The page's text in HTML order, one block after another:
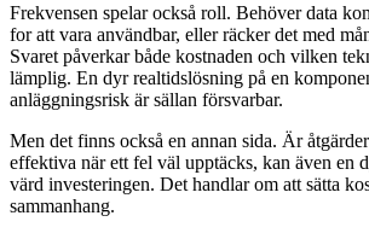
Frekvensen spelar också roll. Behöver data
for att vara användbar, eller räcker det med
Svaret påverkar både kostnaden och vilken
lämplig. En dyr realtidslösning på en
anläggningsrisk är sällan försvarbar.
Men det finns också en annan sida. Är
effektiva när ett fel väl upptäcks, kan även en
värd investeringen. Det handlar om att sätta
sammanhang.